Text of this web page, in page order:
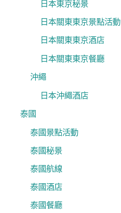
日本東京秘景
日本關東東京景點活動
日本關東東京酒店
日本關東東京餐廳
沖繩
日本沖繩酒店
泰國
泰國景點活動
泰國秘景
泰國航線
泰國酒店
泰國餐廳